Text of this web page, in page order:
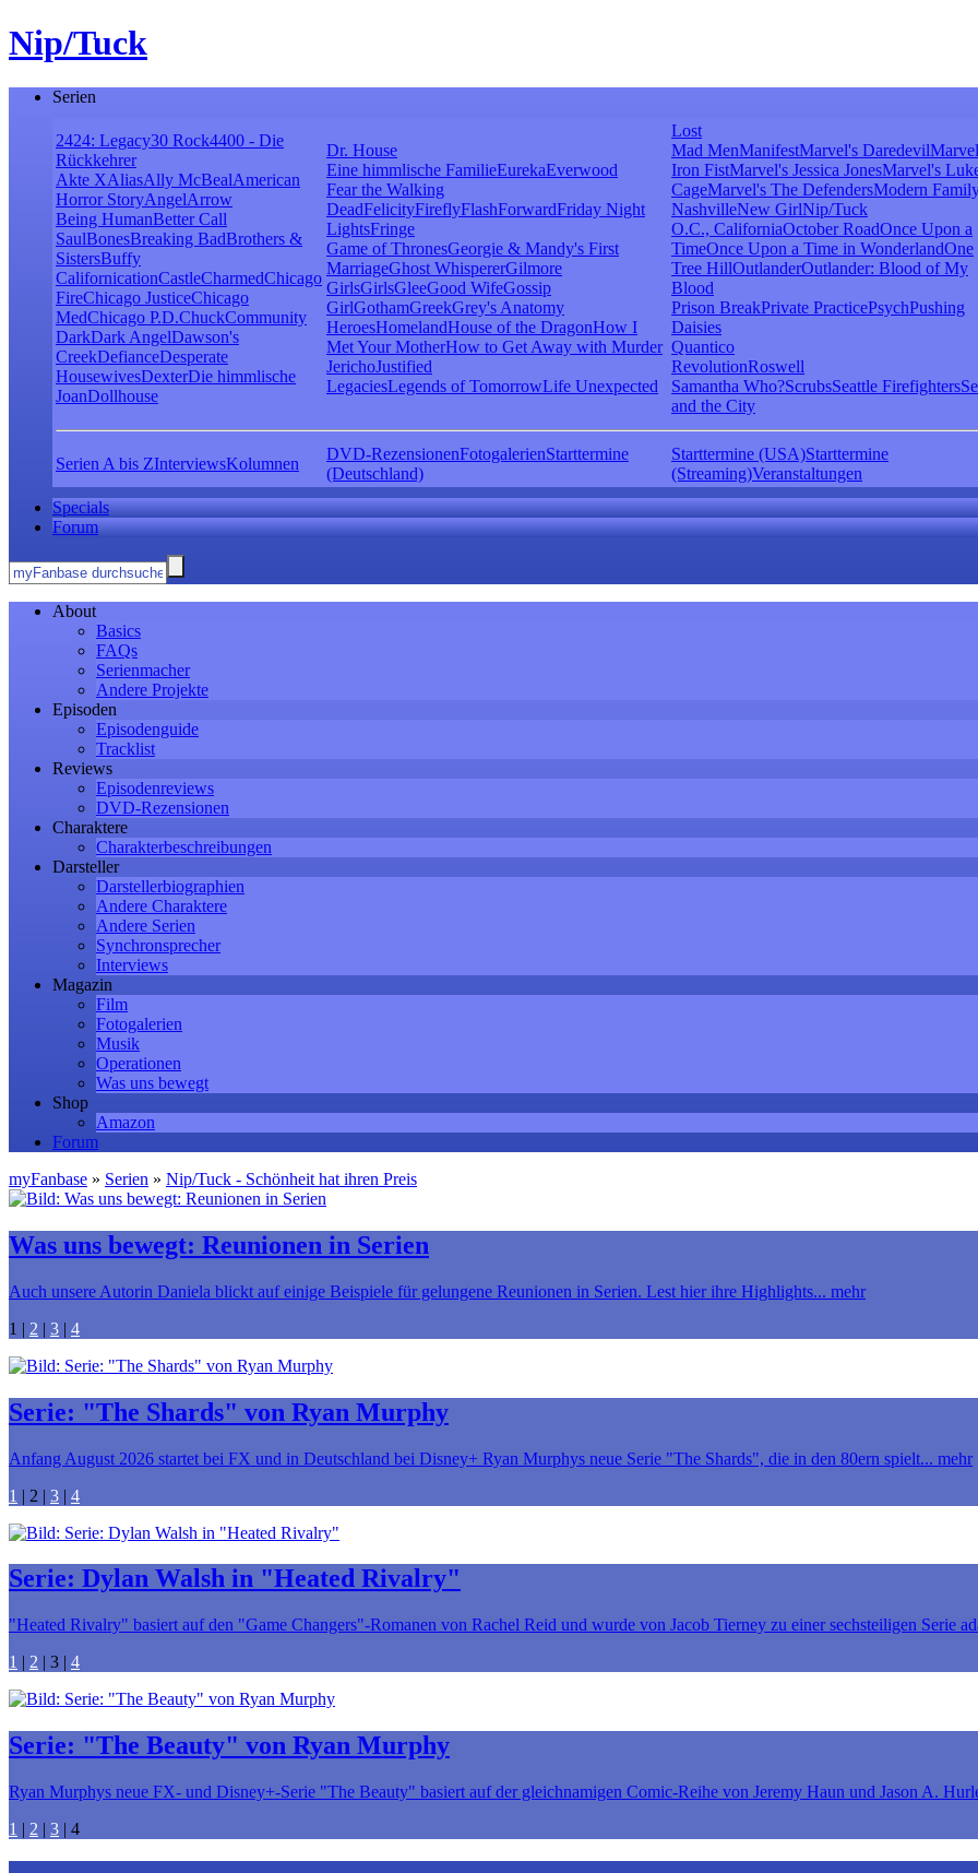
Nip/Tuck
Serien
2424: Legacy30 Rock4400 - Die
Rückkehrer
Akte XAliasAlly McBealAmerican
Horror StoryAngelArrow
Being HumanBetter Call
SaulBonesBreaking BadBrothers &
SistersBuffy
CalifornicationCastleCharmedChicago
FireChicago JusticeChicago
MedChicago P.D.ChuckCommunity
DarkDark AngelDawson's
CreekDefianceDesperate
HousewivesDexterDie himmlische
JoanDollhouse
Dr. House
Eine himmlische FamilieEurekaEverwood
Fear the Walking
DeadFelicityFireflyFlashForwardFriday Night
LightsFringe
Game of ThronesGeorgie & Mandy's First
MarriageGhost WhispererGilmore
GirlsGirlsGleeGood WifeGossip
GirlGothamGreekGrey's Anatomy
HeroesHomelandHouse of the DragonHow I
Met Your MotherHow to Get Away with Murder
JerichoJustified
LegaciesLegends of TomorrowLife Unexpected
Lost
Mad MenManifestMarvel's Daredevil
Iron FistMarvel's Jessica JonesMarvel's
CageMarvel's The DefendersModern
NashvilleNew GirlNip/Tuck
O.C., CaliforniaOctober RoadOnce Upon a
TimeOnce Upon a Time in WonderlandOne
Tree HillOutlanderOutlander: Blood of My
Blood
Prison BreakPrivate PracticePsychPushing
Daisies
Quantico
RevolutionRoswell
Samantha Who?ScrubsSeattle Firefighters
and the City
Serien A bis ZInterviewsKolumnen
DVD-RezensionenFotogalerienStarttermine
(Deutschland)
Starttermine (USA)Starttermine
(Streaming)Veranstaltungen
Specials
Forum
About
Basics
FAQs
Serienmacher
Andere Projekte
Episoden
Episodenguide
Tracklist
Reviews
Episodenreviews
DVD-Rezensionen
Charaktere
Charakterbeschreibungen
Darsteller
Darstellerbiographien
Andere Charaktere
Andere Serien
Synchronsprecher
Interviews
Magazin
Film
Fotogalerien
Musik
Operationen
Was uns bewegt
Shop
Amazon
Forum
myFanbase » Serien » Nip/Tuck - Schönheit hat ihren Preis
Was uns bewegt: Reunionen in Serien
Auch unsere Autorin Daniela blickt auf einige Beispiele für gelungene Reunionen in Serien. Lest hier ihre Highlights... mehr
1 | 2 | 3 | 4
Serie: "The Shards" von Ryan Murphy
Anfang August 2026 startet bei FX und in Deutschland bei Disney+ Ryan Murphys neue Serie "The Shards", die in den 80ern spielt... mehr
1 | 2 | 3 | 4
Serie: Dylan Walsh in "Heated Rivalry"
"Heated Rivalry" basiert auf den "Game Changers"-Romanen von Rachel Reid und wurde von Jacob Tierney zu einer sechsteiligen Serie
1 | 2 | 3 | 4
Serie: "The Beauty" von Ryan Murphy
Ryan Murphys neue FX- und Disney+-Serie "The Beauty" basiert auf der gleichnamigen Comic-Reihe von Jeremy Haun und Jason A.
1 | 2 | 3 | 4